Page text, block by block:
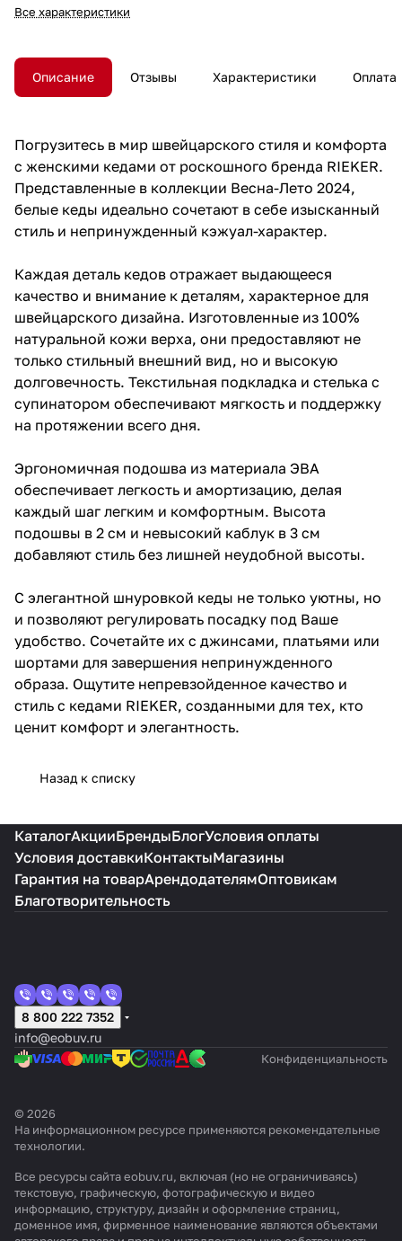
Все характеристики
Описание Отзывы Характеристики Оплата
Погрузитесь в мир швейцарского стиля и комфорта
с женскими кедами от роскошного бренда RIEKER.
Представленные в коллекции Весна-Лето 2024,
белые кеды идеально сочетают в себе изысканный
стиль и непринужденный кэжуал-характер.
Каждая деталь кедов отражает выдающееся
качество и внимание к деталям, характерное для
швейцарского дизайна. Изготовленные из 100%
натуральной кожи верха, они предоставляют не
только стильный внешний вид, но и высокую
долговечность. Текстильная подкладка и стелька с
супинатором обеспечивают мягкость и поддержку
на протяжении всего дня.
Эргономичная подошва из материала ЭВА
обеспечивает легкость и амортизацию, делая
каждый шаг легким и комфортным. Высота
подошвы в 2 см и невысокий каблук в 3 см
добавляют стиль без лишней неудобной высоты.
С элегантной шнуровкой кеды не только уютны, но
и позволяют регулировать посадку под Ваше
удобство. Сочетайте их с джинсами, платьями или
шортами для завершения непринужденного
образа. Ощутите непревзойденное качество и
стиль с кедами RIEKER, созданными для тех, кто
ценит комфорт и элегантность.
Назад к списку
КаталогАкцииБрендыБлогУсловия оплаты
Условия доставкиКонтактыМагазины
Гарантия на товарАрендодателямОптовикам
Благотворительность
8 800 222 7352
info@eobuv.ru
Конфиденциальность
© 2026
На информационном ресурсе применяются рекомендательные
технологии.
Все ресурсы сайта eobuv.ru, включая (но не ограничиваясь)
текстовую, графическую, фотографическую и видео
информацию, структуру, дизайн и оформление страниц,
доменное имя, фирменное наименование являются объектами